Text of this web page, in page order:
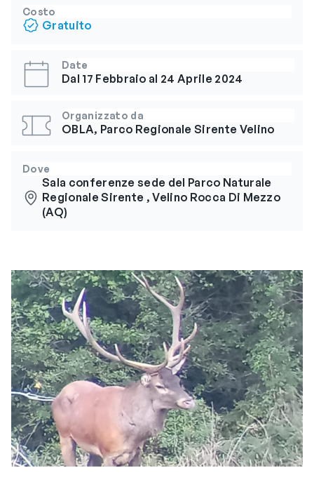
Costo
Gratuito
Date
Dal 17 Febbraio al 24 Aprile 2024
Organizzato da
OBLA, Parco Regionale Sirente Velino
Dove
Sala conferenze sede del Parco Naturale
Regionale Sirente , Velino Rocca Di Mezzo
(AQ)